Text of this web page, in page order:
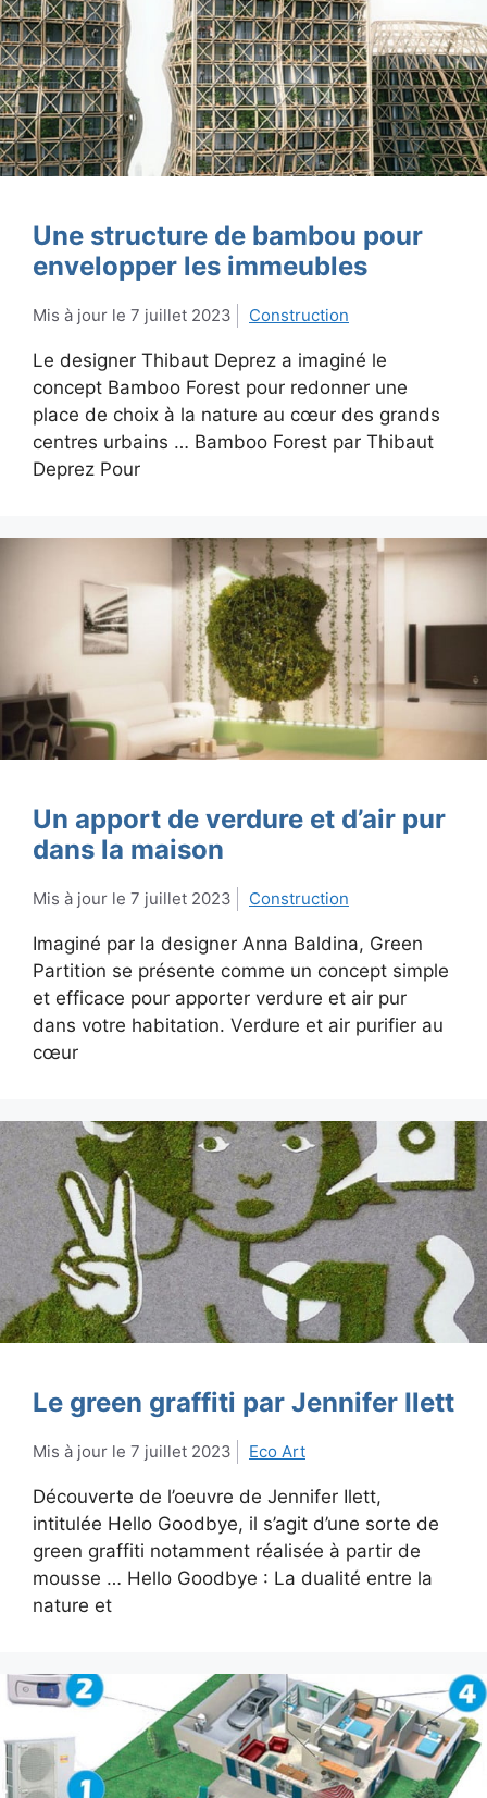
Une structure de bambou pour
envelopper les immeubles
7 juillet 2023 Construction
Le designer Thibaut Deprez a imaginé le
concept Bamboo Forest pour redonner une
place de choix à la nature au cœur des grands
centres urbains … Bamboo Forest par Thibaut
Deprez Pour
Un apport de verdure et d’air pur
dans la maison
7 juillet 2023 Construction
Imaginé par la designer Anna Baldina, Green
Partition se présente comme un concept simple
et efficace pour apporter verdure et air pur
dans votre habitation. Verdure et air purifier au
cœur
Le green graffiti par Jennifer Ilett
7 juillet 2023 Eco Art
Découverte de l’oeuvre de Jennifer Ilett,
intitulée Hello Goodbye, il s’agit d’une sorte de
green graffiti notamment réalisée à partir de
mousse … Hello Goodbye : La dualité entre la
nature et